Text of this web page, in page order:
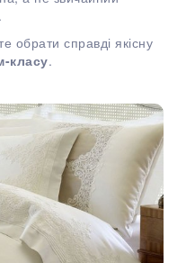
обрати справді якісну
класу.